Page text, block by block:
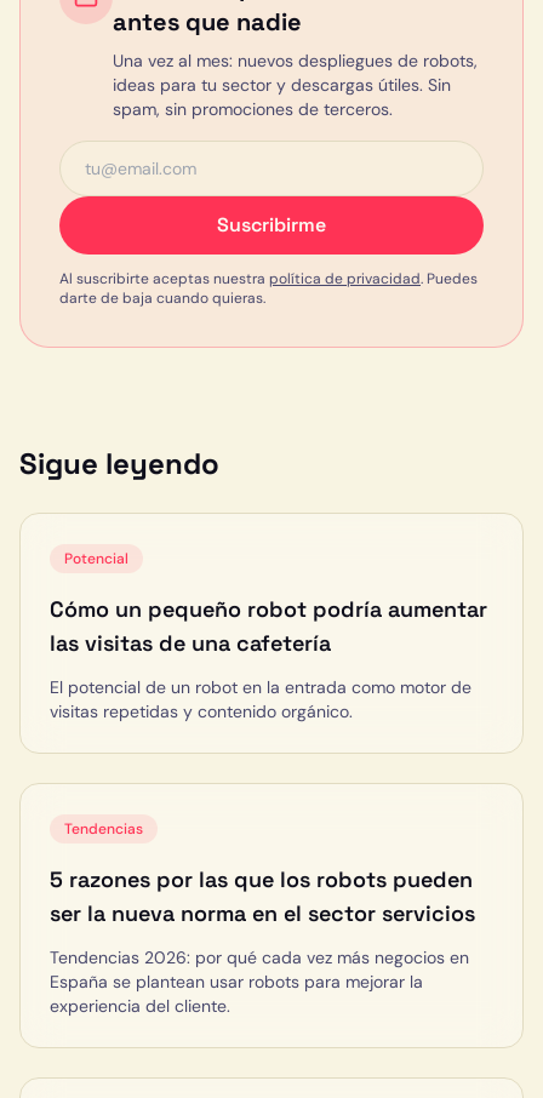
antes que nadie
Una vez al mes: nuevos despliegues de robots,
ideas para tu sector y descargas útiles. Sin
spam, sin promociones de terceros.
Suscribirme
Al suscribirte aceptas nuestra política de privacidad. Puedes
darte de baja cuando quieras.
Sigue leyendo
Potencial
Cómo un pequeño robot podría aumentar
las visitas de una cafetería
El potencial de un robot en la entrada como motor de
visitas repetidas y contenido orgánico.
Tendencias
5 razones por las que los robots pueden
ser la nueva norma en el sector servicios
Tendencias 2026: por qué cada vez más negocios en
España se plantean usar robots para mejorar la
experiencia del cliente.